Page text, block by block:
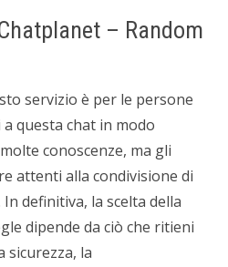
– Random
servizio è per le persone
questa chat in modo
conoscenze, ma gli
attenti alla condivisione di
definitiva, la scelta della
dipende da ciò che ritieni
sicurezza, la